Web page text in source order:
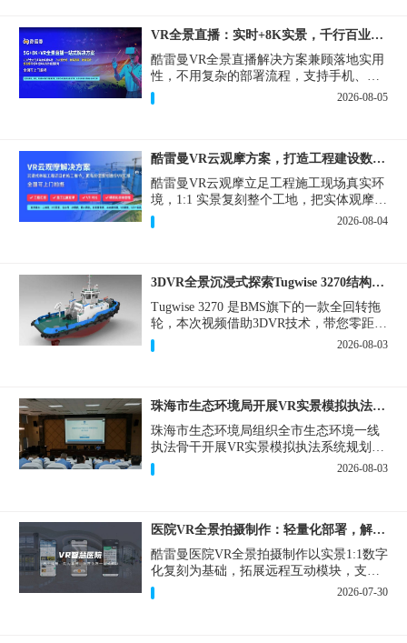
VR全景直播：实时+8K实景，千行百业的数字化利器
酷雷曼VR全景直播解决方案兼顾落地实用
性，不用复杂的部署流程，支持手机、网
页多端访问，解决各行各业 “看得见、信
得过、降成本、提转化” 的实际难题。
2026-08-05
酷雷曼VR云观摩方案，打造工程建设数字化观摩新范式
酷雷曼VR云观摩立足工程施工现场真实环
境，1:1 实景复刻整个工地，把实体观摩会
完整搬到云端线上，兼顾线下实体观摩与
线上云观摩双重需求，为施工单位、建设
2026-08-04
3DVR全景沉浸式探索Tugwise 3270结构一览
Tugwise 3270 是BMS旗下的一款全回转拖
轮，本次视频借助3DVR技术，带您零距离
透视这艘拖轮的内外构造，沉浸式探索每
一处细节。
2026-08-03
珠海市生态环境局开展VR实景模拟执法专题培训
珠海市生态环境局组织全市生态环境一线
执法骨干开展VR实景模拟执法系统规划建
设和教学培训，持续推进科技赋能生态环
境执法，夯实队伍办案“基本功”。
2026-08-03
医院VR全景拍摄制作：轻量化部署，解决医患真实痛点
酷雷曼医院VR全景拍摄制作以实景1:1数字
化复刻为基础，拓展远程互动模块，支持
定制，轻量化搭建部署，可挂载在公众
号、官网等线上平台。
2026-07-30